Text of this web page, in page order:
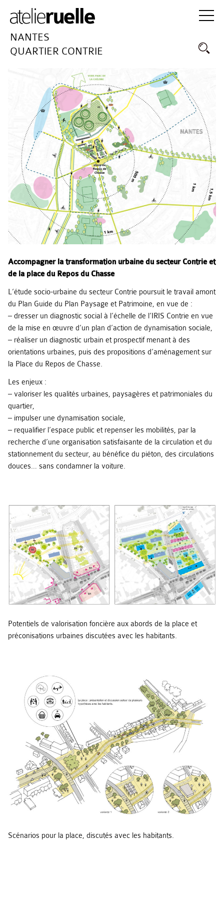
NANTES
QUARTIER CONTRIE
Accompagner la transformation urbaine du secteur Contrie et
de la place du Repos du Chasse
L’étude socio-urbaine du secteur Contrie poursuit le travail amont
du Plan Guide du Plan Paysage et Patrimoine, en vue de :
– dresser un diagnostic social à l’échelle de l’IRIS Contrie en vue
de la mise en œuvre d’un plan d’action de dynamisation sociale,
– réaliser un diagnostic urbain et prospectif menant à des
orientations urbaines, puis des propositions d’aménagement sur
la Place du Repos de Chasse.
Les enjeux :
– valoriser les qualités urbaines, paysagères et patrimoniales du
quartier,
– impulser une dynamisation sociale,
– requalifier l’espace public et repenser les mobilités, par la
recherche d’une organisation satisfaisante de la circulation et du
stationnement du secteur, au bénéfice du piéton, des circulations
douces… sans condamner la voiture.
Potentiels de valorisation foncière aux abords de la place et
préconisations urbaines discutées avec les habitants.
Scénarios pour la place, discutés avec les habitants.